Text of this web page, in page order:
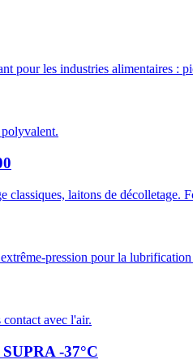
pour les industries alimentaires :
classiques, laitons de décolletage.
pression pour la
avec l'air.
-37°C